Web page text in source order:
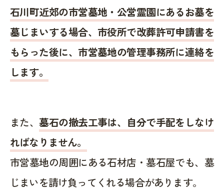
石川町近郊の市営墓地・公営霊園にあるお墓を
墓じまいする場合、市役所で改葬許可申請書を
もらった後に、市営墓地の管理事務所に連絡を
します。
また、墓石の撤去工事は、自分で手配をしなけ
ればなりません。
市営墓地の周囲にある石材店・墓石屋でも、墓
じまいを請け負ってくれる場合があります。